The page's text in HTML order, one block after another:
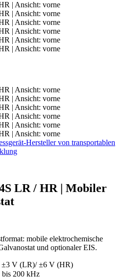
LR / HR | Mobiler
mobile elektrochemische
und optionaler EIS.
±3 V (LR)/ ±6 V (HR)
200 kHz